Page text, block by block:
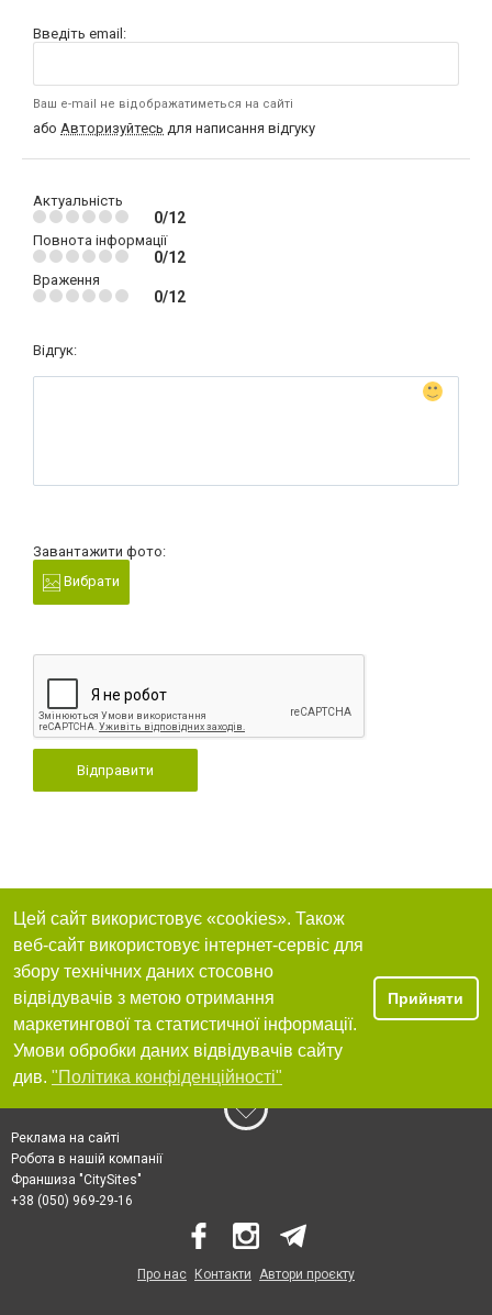
Введіть email:
Ваш e-mail не відображатиметься на сайті
або Авторизуйтесь для написання відгуку
Актуальність
0/12
Повнота інформації
0/12
Враження
0/12
Відгук:
Завантажити фото:
Вибрати
Відправити
Цей сайт використовує «cookies». Також
веб-сайт використовує інтернет-сервіс для
збору технічних даних стосовно
відвідувачів з метою отримання
маркетингової та статистичної інформації.
Умови обробки даних відвідувачів сайту
див. "Політика конфіденційності"
Прийняти
Реклама на сайті
Робота в нашій компанії
Франшиза "CitySites"
+38 (050) 969-29-16
Про нас Контакти Автори проєкту